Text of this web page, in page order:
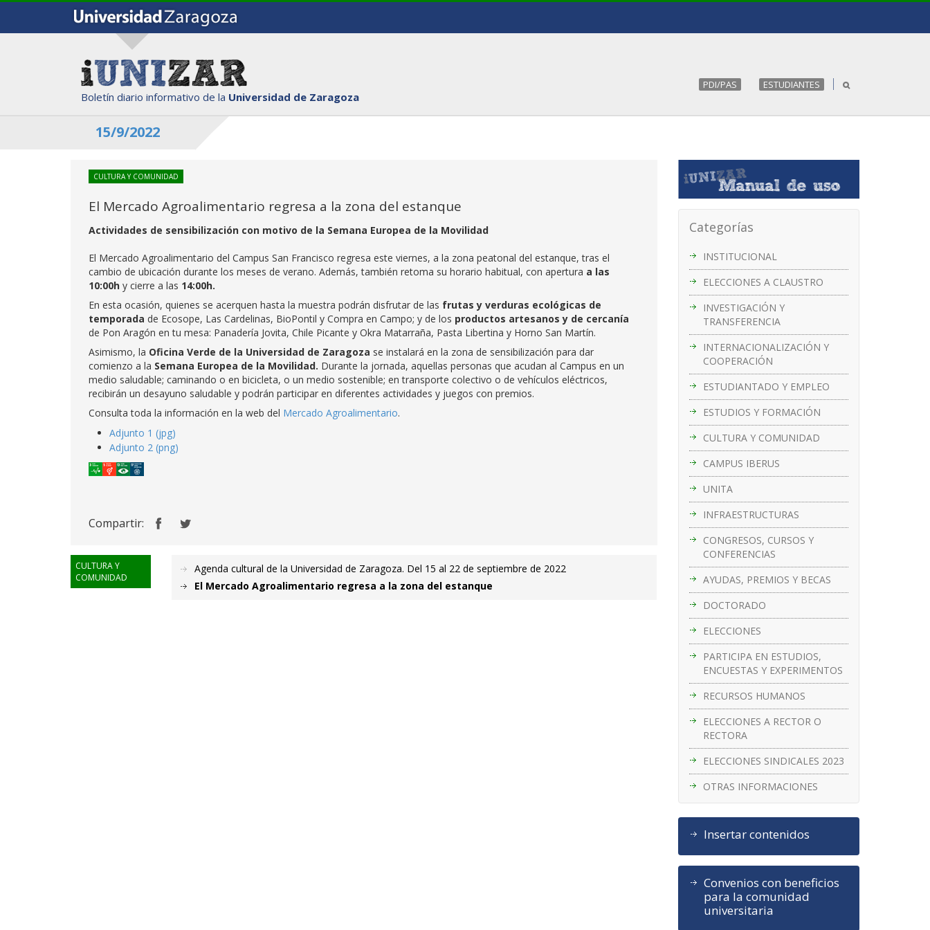
Boletín diario informativo de la Universidad de Zaragoza
PDI/PAS ESTUDIANTES
15/9/2022
Categorías
INSTITUCIONAL
ELECCIONES A CLAUSTRO
INVESTIGACIÓN Y
TRANSFERENCIA
INTERNACIONALIZACIÓN Y
COOPERACIÓN
ESTUDIANTADO Y EMPLEO
ESTUDIOS Y FORMACIÓN
CULTURA Y COMUNIDAD
CAMPUS IBERUS
UNITA
INFRAESTRUCTURAS
CONGRESOS, CURSOS Y
CONFERENCIAS
AYUDAS, PREMIOS Y BECAS
DOCTORADO
ELECCIONES
PARTICIPA EN ESTUDIOS,
ENCUESTAS Y EXPERIMENTOS
RECURSOS HUMANOS
ELECCIONES A RECTOR O
RECTORA
ELECCIONES SINDICALES 2023
OTRAS INFORMACIONES
Insertar contenidos
Convenios con beneficios
para la comunidad
universitaria
CULTURA Y COMUNIDAD
El Mercado Agroalimentario regresa a la zona del estanque
Actividades de sensibilización con motivo de la Semana Europea de la Movilidad
El Mercado Agroalimentario del Campus San Francisco regresa este viernes, a la zona peatonal del estanque, tras el
cambio de ubicación durante los meses de verano. Además, también retoma su horario habitual, con apertura a las
10:00h y cierre a las 14:00h.
En esta ocasión, quienes se acerquen hasta la muestra podrán disfrutar de las frutas y verduras ecológicas de
temporada de Ecosope, Las Cardelinas, BioPontil y Compra en Campo; y de los productos artesanos y de cercanía
de Pon Aragón en tu mesa: Panadería Jovita, Chile Picante y Okra Matarraña, Pasta Libertina y Horno San Martín.
Asimismo, la Oficina Verde de la Universidad de Zaragoza se instalará en la zona de sensibilización para dar
comienzo a la Semana Europea de la Movilidad. Durante la jornada, aquellas personas que acudan al Campus en un
medio saludable; caminando o en bicicleta, o un medio sostenible; en transporte colectivo o de vehículos eléctricos,
recibirán un desayuno saludable y podrán participar en diferentes actividades y juegos con premios.
Consulta toda la información en la web del Mercado Agroalimentario.
Adjunto 1 (jpg)
Adjunto 2 (png)
Compartir:
CULTURA Y
COMUNIDAD
Agenda cultural de la Universidad de Zaragoza. Del 15 al 22 de septiembre de 2022
El Mercado Agroalimentario regresa a la zona del estanque